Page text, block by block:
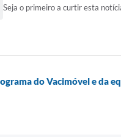
Seja o primeiro a curtir esta
do Vacimóvel e da